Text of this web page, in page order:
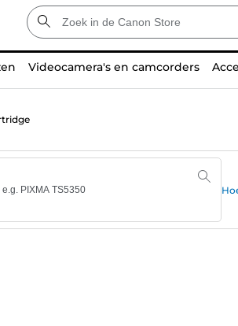
Videocamera's en camcorders